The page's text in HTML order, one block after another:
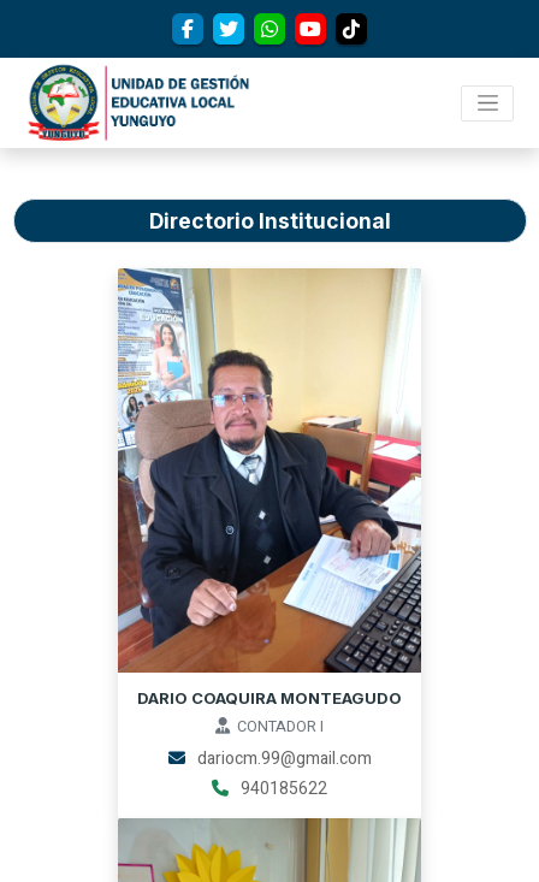
Directorio Institucional
DARIO COAQUIRA MONTEAGUDO
CONTADOR I
dariocm.99@gmail.com
940185622